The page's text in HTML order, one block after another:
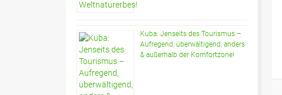
Kuba: Jenseits des Tourismus –
Aufregend, überwältigend, anders
& außerhalb der Komfortzone!